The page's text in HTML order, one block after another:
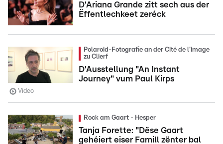
D'Ariana Grande zitt sech aus der
Ëffentlechkeet zeréck
Polaroid-Fotografie an der Cité de l'image
zu Clierf
D'Ausstellung "An Instant
Journey" vum Paul Kirps
Video
Rock am Gaart - Hesper
Tanja Forette: "Dëse Gaart
gehéiert eiser Famill zënter bal